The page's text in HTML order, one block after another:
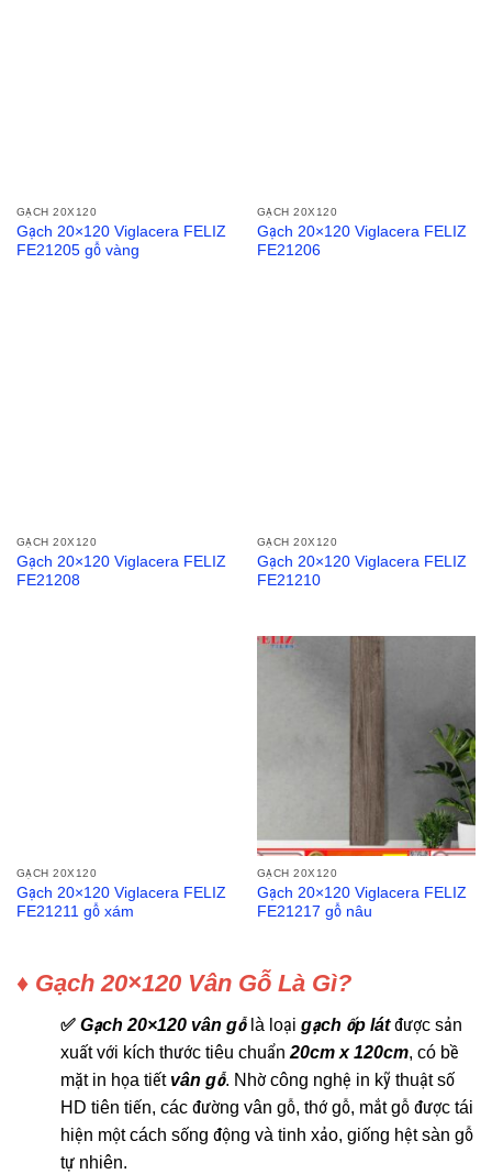
GẠCH 20X120
Gạch 20×120 Viglacera FELIZ
FE21205 gỗ vàng
GẠCH 20X120
Gạch 20×120 Viglacera FELIZ
FE21206
GẠCH 20X120
Gạch 20×120 Viglacera FELIZ
FE21208
GẠCH 20X120
Gạch 20×120 Viglacera FELIZ
FE21210
GẠCH 20X120
Gạch 20×120 Viglacera FELIZ
FE21211 gỗ xám
GẠCH 20X120
Gạch 20×120 Viglacera FELIZ
FE21217 gỗ nâu
♦ Gạch 20×120 Vân Gỗ Là Gì?
✅ Gạch 20×120 vân gỗlà loại gạch ốp lát được sản
xuất với kích thước tiêu chuẩn 20cm x 120cm, có bề
mặt in họa tiết vân gỗ. Nhờ công nghệ in kỹ thuật số
HD tiên tiến, các đường vân gỗ, thớ gỗ, mắt gỗ được tái
hiện một cách sống động và tinh xảo, giống hệt sàn gỗ
tự nhiên.